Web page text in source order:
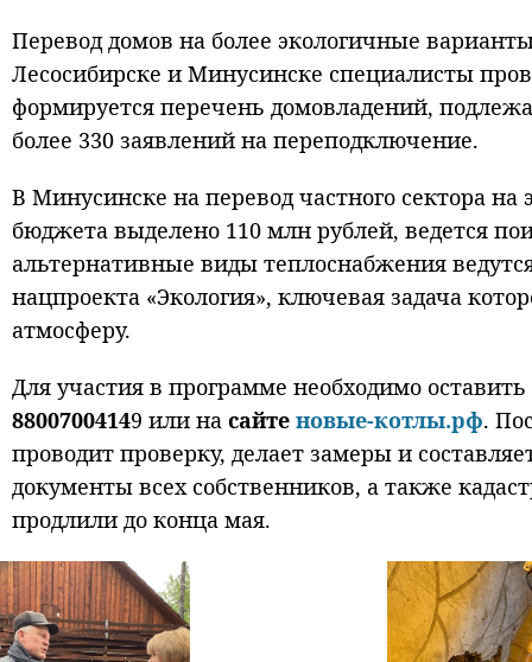
Перевод домов на более экологичные
Лесосибирске и Минусинске специалисты
формируется перечень домовладений,
более 330 заявлений на переподключение.
В Минусинске на перевод частного сектора
бюджета выделено 110 млн рублей, ведется
альтернативные виды теплоснабжения
нацпроекта «Экология», ключевая задача
атмосферу.
Для участия в программе необходимо
88007004149 или на сайте новые-котлы.рф.
проводит проверку, делает замеры и
документы всех собственников, а также
продлили до конца мая.